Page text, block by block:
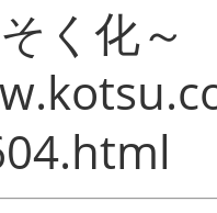
く化～